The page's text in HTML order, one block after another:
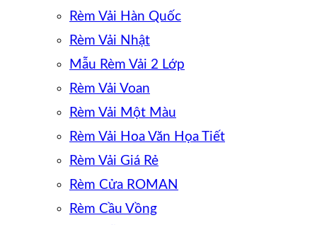
Rèm Vải Hàn Quốc
Rèm Vải Nhật
Mẫu Rèm Vải 2 Lớp
Rèm Vải Voan
Rèm Vải Một Màu
Rèm Vải Hoa Văn Họa Tiết
Rèm Vải Giá Rẻ
Rèm Cửa ROMAN
Rèm Cầu Vồng